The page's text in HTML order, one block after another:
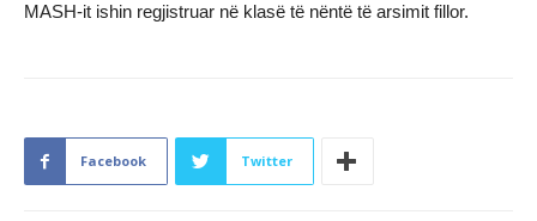
MASH-it ishin regjistruar në klasë të nëntë të arsimit fillor.
Facebook Twitter